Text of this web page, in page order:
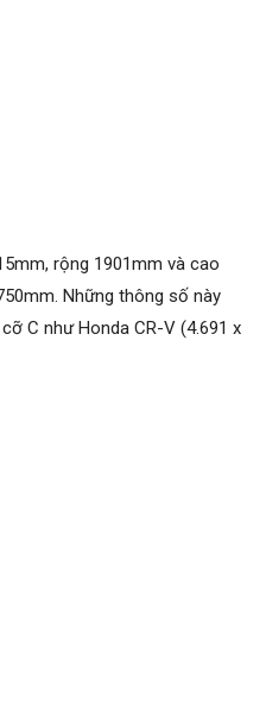
rộng 1901mm và cao
Những thông số này
C như Honda CR-V (4.691 x